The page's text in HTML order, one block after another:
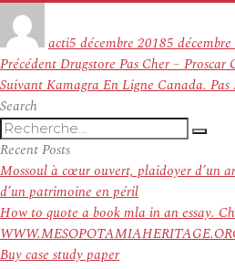
actile
5 décembre 20185
Navigation
de
l’article
PrécédentArticle
précédent :
Drugstore Pas Cher – Proscar
SuivantArticle
Kamagra En Ligne Canada. Pas
Search
Recherche
pour
:
Recent Posts
Mossoul à cœur ouvert, plaidoyer d’un
d’un patrimoine en péril
How to quote a book mla in an essay.
Buy case study paper